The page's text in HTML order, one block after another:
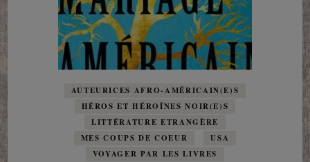
AUTEURICES AFRO-AMÉRICAIN(E)S
HÉROS ET HÉROÏNES NOIR(E)S
LITTÉRATURE ETRANGÈRE
MES COUPS DE COEUR
USA
VOYAGER PAR LES LIVRES